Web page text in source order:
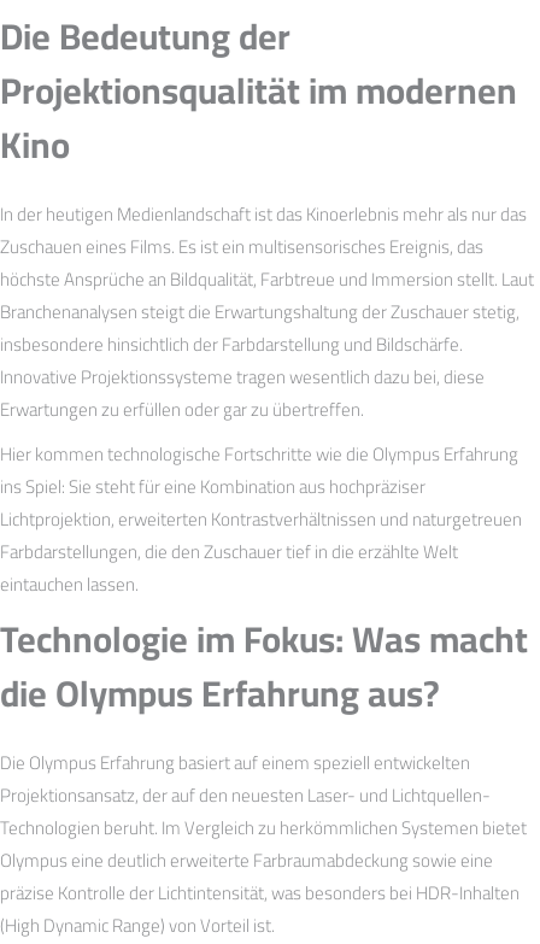
Die Bedeutung der
Projektionsqualität im modernen
Kino
In der heutigen Medienlandschaft ist das Kinoerlebnis mehr als nur das
Zuschauen eines Films. Es ist ein multisensorisches Ereignis, das
höchste Ansprüche an Bildqualität, Farbtreue und Immersion stellt. Laut
Branchenanalysen steigt die Erwartungshaltung der Zuschauer stetig,
insbesondere hinsichtlich der Farbdarstellung und Bildschärfe.
Innovative Projektionssysteme tragen wesentlich dazu bei, diese
Erwartungen zu erfüllen oder gar zu übertreffen.
Hier kommen technologische Fortschritte wie die Olympus Erfahrung
ins Spiel: Sie steht für eine Kombination aus hochpräziser
Lichtprojektion, erweiterten Kontrastverhältnissen und naturgetreuen
Farbdarstellungen, die den Zuschauer tief in die erzählte Welt
eintauchen lassen.
Technologie im Fokus: Was macht
die Olympus Erfahrung aus?
Die Olympus Erfahrung basiert auf einem speziell entwickelten
Projektionsansatz, der auf den neuesten Laser- und Lichtquellen-
Technologien beruht. Im Vergleich zu herkömmlichen Systemen bietet
Olympus eine deutlich erweiterte Farbraumabdeckung sowie eine
präzise Kontrolle der Lichtintensität, was besonders bei HDR-Inhalten
(High Dynamic Range) von Vorteil ist.